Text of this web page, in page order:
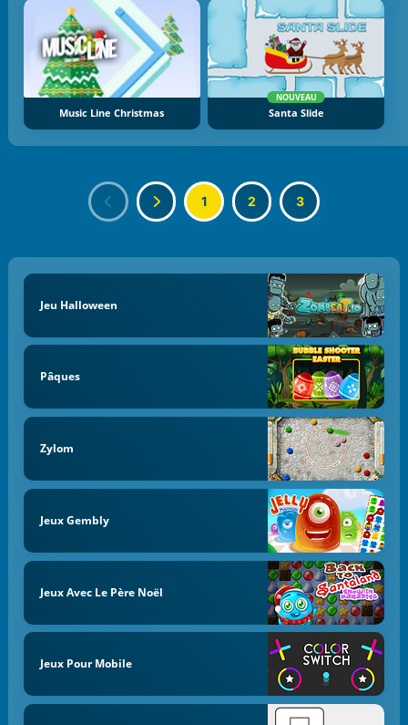
Music Line Christmas
NOUVEAU
Santa Slide
1 2 3
Jeu Halloween
Pâques
Zylom
Jeux Gembly
Jeux Avec Le Père Noël
Jeux Pour Mobile